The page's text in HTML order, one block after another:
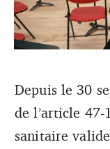
Depuis le 30
doit être présenté
ans et deux mois
enseignant la
Depuis le 30
de l’article 47-
sanitaire valide